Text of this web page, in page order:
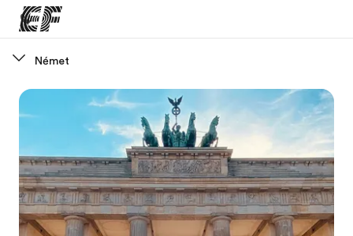
Üdvözlünk az EF-nél
EF programok
Az összes EF program megtekintése
EF Iroda
EF iroda a közeledben
Német